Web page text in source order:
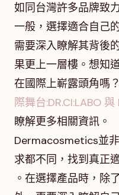
如同台灣許多品牌致
一般，選擇適合自己
需要深入瞭解其背後
果更上一層樓。想知
在國際上嶄露頭角嗎
際舞台:DR.CI:LABO
瞭解更多相關資訊。
Dermacosmetics並
求都不同，找到真正
。在選擇產品時，除